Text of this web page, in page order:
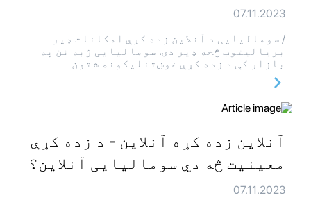
07.11.2023
/ سومالیایی د آنلاین زده کړې امکانات ډیر
بریالیتوب څخه ډیر دی. سومالیایی ژبه نن په
بازار کې د زده کړې غوښتنلیکونه شتون
آنلاین زده کړه آنلاین - د زده کړې
معینیت څه دي سومالیایی آنلاین؟
07.11.2023